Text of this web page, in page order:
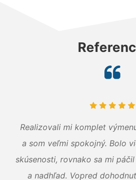
Realizovali mi komplet
a som veľmi spokojný. Bolo
skúsenosti, rovnako sa mi
a nadhľad. Vopred